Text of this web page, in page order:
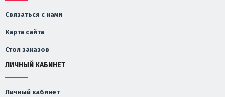
Связаться с нами
Карта сайта
Стол заказов
ЛИЧНЫЙ КАБИНЕТ
Личный кабинет